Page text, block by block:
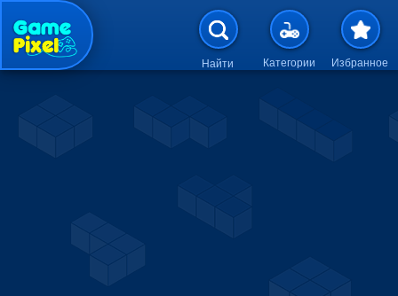
Перейти к основному
Найти Категории Избранное